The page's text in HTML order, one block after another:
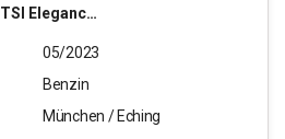
(EURO 6d)
05/2023
Benzin
München / Eching